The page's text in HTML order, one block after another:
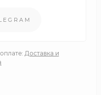
Доставка и